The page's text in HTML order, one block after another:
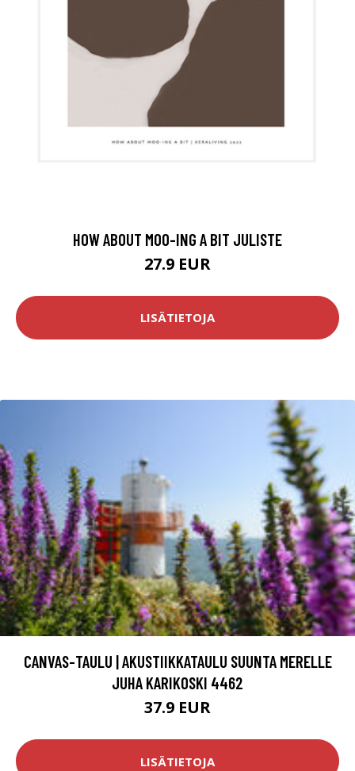
HOW ABOUT MOO-ING A BIT JULISTE
27.9 EUR
LISÄTIETOJA
CANVAS-TAULU | AKUSTIIKKATAULU SUUNTA MERELLE
JUHA KARIKOSKI 4462
37.9 EUR
LISÄTIETOJA